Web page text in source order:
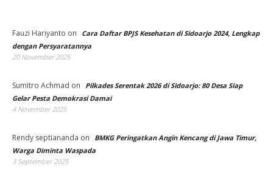
Fauzi Hariyanto on
Cara Daftar BPJS Kesehatan di Sidoarjo 2024, Lengkap
dengan Persyaratannya
20 November 2025
Sumitro Achmad on
Pilkades Serentak 2026 di Sidoarjo: 80 Desa Siap
Gelar Pesta Demokrasi Damai
4 November 2025
Rendy septiananda on
BMKG Peringatkan Angin Kencang di Jawa Timur,
Warga Diminta Waspada
3 September 2025